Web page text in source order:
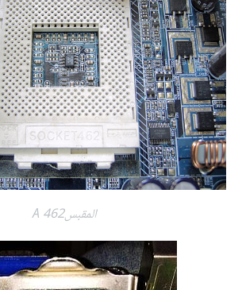
المقبسA 462